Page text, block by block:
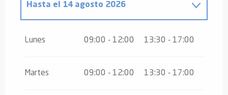
Hasta el 14 agosto 2026
2026
noviembre 2026
Lunes 09:00 - 12:00 13:30 - 17:00
Martes 09:00 - 12:00 13:30 - 17:00